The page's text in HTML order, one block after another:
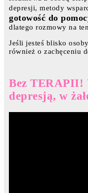
depresji, metody
gotowość do
dlatego rozmowy na
Jeśli jesteś blisko
również o zachęceniu
Bez TERAPII!
depresją, w